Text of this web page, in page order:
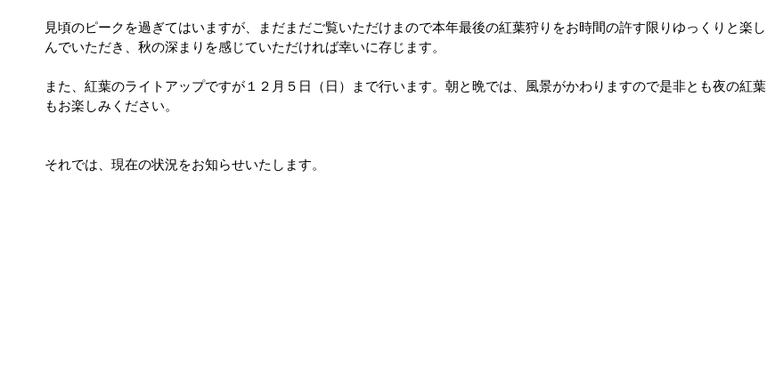
見頃のピークを過ぎてはいますが、まだまだご覧いただけまので本年最後の紅葉狩りをお時間の許す限りゆっくりと楽し
んでいただき、秋の深まりを感じていただければ幸いに存じます。
また、紅葉のライトアップですが１２月５日（日）まで行います。朝と晩では、風景がかわりますので是非とも夜の紅葉
もお楽しみください。
それでは、現在の状況をお知らせいたします。